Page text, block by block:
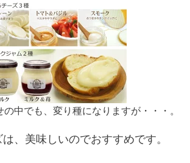
中でも、変り種になりますが・・・。
、美味しいのでおすすめです。